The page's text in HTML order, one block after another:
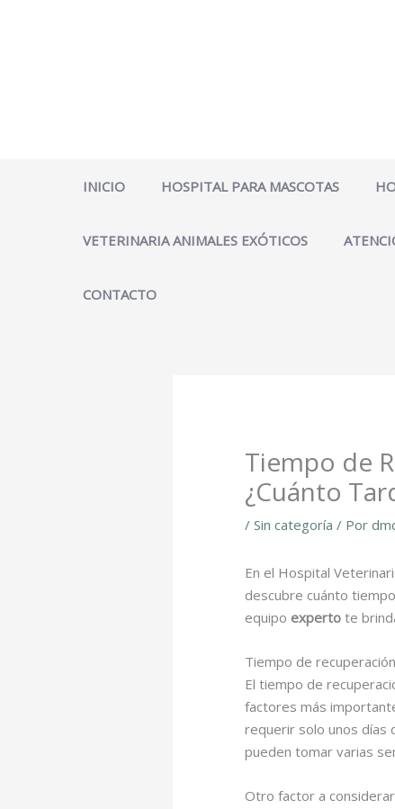
INICIO HOSPITAL PARA MASCOTAS
VETERINARIA ANIMALES EXÓTICOS
CONTACTO
Tiempo de
¿Cuánto
/ Sin categoría / Por
En el Hospital
descubre cuánto
equipo experto te
Tiempo de
El tiempo de
factores más
requerir solo unos días
pueden tomar varias
Otro factor a